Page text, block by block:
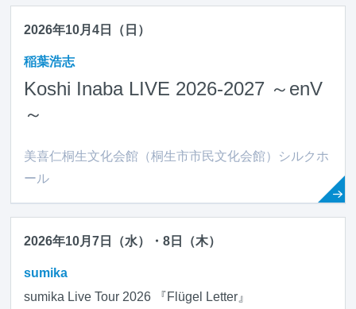
2026年10月4日（日）
稲葉浩志
Koshi Inaba LIVE 2026-2027 ～enV
～
美喜仁桐生文化会館（桐生市市民文化会館）シルクホ
ール
2026年10月7日（水）・8日（木）
sumika
sumika Live Tour 2026 『Flügel Letter』